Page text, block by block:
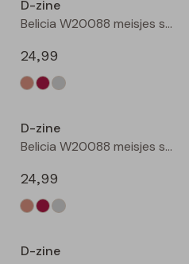
D-zine
Belicia W20088 meisjes sweatshirt Ecru melee
24,99
D-zine
Belicia W20088 meisjes sweatshirt Grey melee
24,99
D-zine